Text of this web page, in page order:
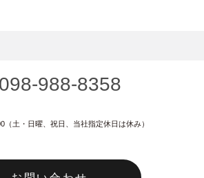
098-988-8358
（土・日曜、祝日、当社指定休日は休み）